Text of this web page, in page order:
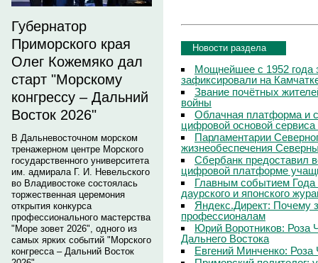
Губернатор
Приморского края
Олег Кожемяко дал
старт "Морскому
конгрессу – Дальний
Восток 2026"
В Дальневосточном морском
тренажерном центре Морского
государственного университета
им. адмирала Г. И. Невельского
во Владивостоке состоялась
торжественная церемония
открытия конкурса
профессионального мастерства
"Море зовет 2026", одного из
самых ярких событий "Морского
конгресса – Дальний Восток
Новости раздела
Мощнейшее с 1952 года
зафиксировали на
Звание почётных
войны
Облачная платформа и
цифровой основой
Парламентарии
жизнеобеспечения
Сбербанк предоставил
цифровой платформе
Главным событием
даурского и японского
Яндекс.Директ: Почему
профессионалам
Юрий Воротников: Роза
Дальнего Востока
Евгений Минченко: Роза